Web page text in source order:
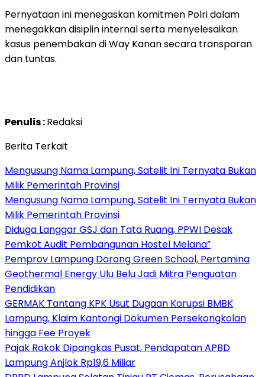
Pernyataan ini menegaskan komitmen Polri dalam
menegakkan disiplin internal serta menyelesaikan
kasus penembakan di Way Kanan secara transparan
dan tuntas.
Penulis :Redaksi
Berita Terkait
Mengusung Nama Lampung, Satelit Ini Ternyata Bukan
Milik Pemerintah Provinsi
Mengusung Nama Lampung, Satelit Ini Ternyata Bukan
Milik Pemerintah Provinsi
Diduga Langgar GSJ dan Tata Ruang, PPWI Desak
Pemkot Audit Pembangunan Hostel Melana”
Pemprov Lampung Dorong Green School, Pertamina
Geothermal Energy Ulu Belu Jadi Mitra Penguatan
Pendidikan
GERMAK Tantang KPK Usut Dugaan Korupsi BMBK
Lampung, Klaim Kantongi Dokumen Persekongkolan
hingga Fee Proyek
Pajak Rokok Dipangkas Pusat, Pendapatan APBD
Lampung Anjlok Rp19,6 Miliar